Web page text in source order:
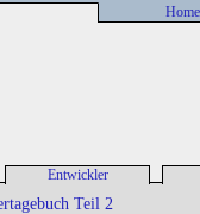
Home
Entwickler
Entwickler-News
Teil 2